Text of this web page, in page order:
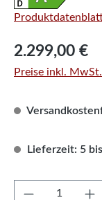
Regulärer Preis:
2.299,00 €
Preise inkl.
Lieferzeit: 5
Produkt